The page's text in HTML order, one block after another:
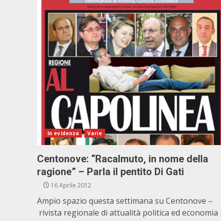
In evidenza Varie
Centonove: “Racalmuto, in nome della
ragione” – Parla il pentito Di Gati
16 Aprile 2012
Ampio spazio questa settimana su Centonove –
rivista regionale di attualità politica ed economia